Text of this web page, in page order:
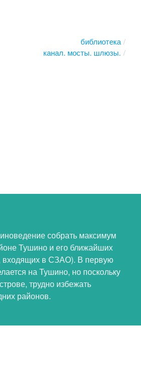
библиотека
канал. мосты. шлюзы.
собрать максимум
Тушино и его ближайших
входящих в СЗАО). В первую
на Тушино, но поскольку
трудно избежать
районов.